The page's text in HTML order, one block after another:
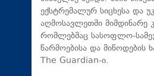
ექსტრემალურ სიცხესა და
აღმოსავლეთში მიმდინარე
რომლებმაც სასოფლო-
წარმოებისა და მიწოდების
The Guardian-ი.